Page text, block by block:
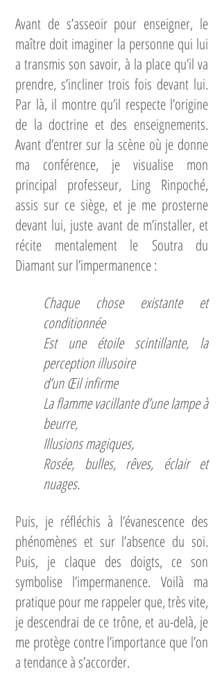
Avant de s’asseoir pour enseigner, le
maître doit imaginer la personne qui lui
a transmis son savoir, à la place qu’il va
prendre, s’incliner trois fois devant lui.
Par là, il montre qu’il respecte l’origine
de la doctrine et des enseignements.
Avant d’entrer sur la scène où je donne
ma conférence, je visualise mon
principal professeur, Ling Rinpoché,
assis sur ce siège, et je me prosterne
devant lui, juste avant de m’installer, et
récite mentalement le Soutra du
Diamant sur l’impermanence :
Chaque chose existante et
conditionnée
Est une étoile scintillante, la
perception illusoire
d’un Œil infirme
La flamme vacillante d’une lampe à
beurre,
Illusions magiques,
Rosée, bulles, rêves, éclair et
nuages.
Puis, je réfléchis à l’évanescence des
phénomènes et sur l’absence du soi.
Puis, je claque des doigts, ce son
symbolise l’impermanence. Voilà ma
pratique pour me rappeler que, très vite,
je descendrai de ce trône, et au-delà, je
me protège contre l’importance que l’on
a tendance à s’accorder.